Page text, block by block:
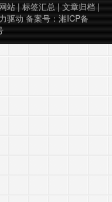
站 | 标签汇总 | 文章归档 |
驱动 备案号：湘ICP备